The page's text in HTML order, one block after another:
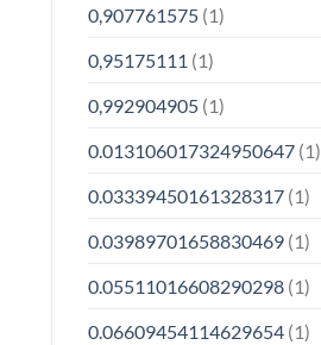
0,907761575(1)
0,95175111 (1)
0,992904905(1)
0.013106017324950647(1)
0.03339450161328317(1)
0.03989701658830469(1)
0.05511016608290298(1)
0.06609454114629654(1)